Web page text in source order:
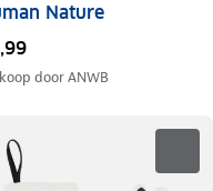
Nature
doorANWB